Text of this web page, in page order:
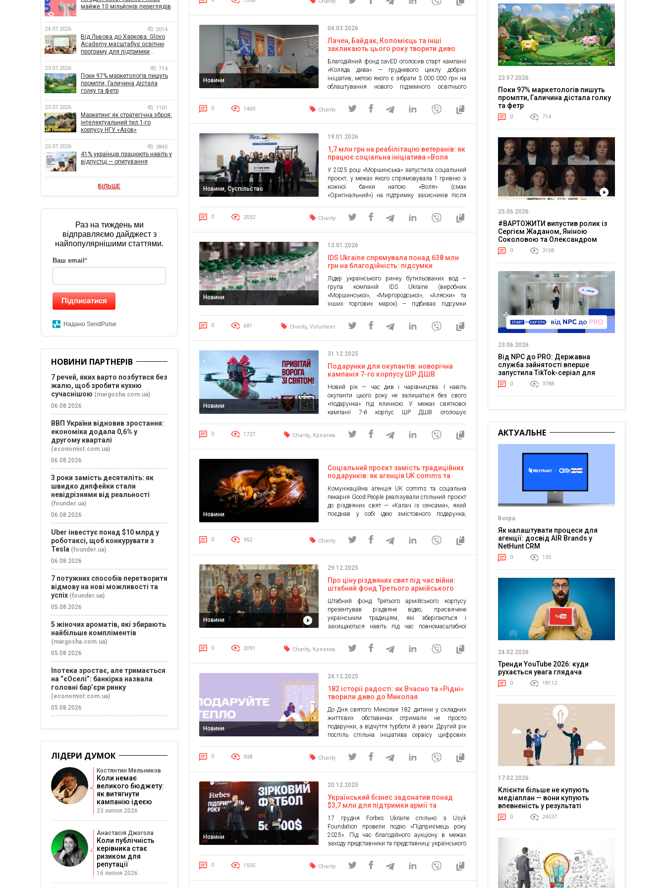
груп ППО 37-ї окремої бригади морської піхоти
Новини
04.03.2026
Лачен, Байдак, Коломієць та інші
закликають цього року творити диво
запускає кампанію «Коляда дива»
Благодійний фонд savED оголосив старт кампанії
«Коляда дива» — грудневого циклу добрих
ініціатив, метою якого є зібрати 3 000 000 грн на
облаштування нового підземного освітнього
розпочалася з емоційного анімаційного відео,
створеного на основі малюнків дітей з
0 1460 Charity
Новини, Суспільство
19.01.2026
1,7 млн грн на реабілітацію ветеранів: як
працює соціальна ініціатива «Воля
У 2025 році «Моршинська» запустила соціальний
проєкт, у межах якого спрямовувала 1 гривню з
кожної банки напою «Воля» (смак
«Оригінальний») на підтримку захисників після
зібрати 1,7 млн грн, які вже передали центру Next
Step для закупівлі реабілітаційного обладнання.
0 2032 Charity
Новини
13.01.2026
IDS Ukraine спрямувала понад 638 млн
грн на благодійність: підсумки
Лідер українського ринку бутильованих вод –
група компаній IDS Ukraine (виробник
«Моршинської», «Миргородської», «Аляски» та
інших торгових марок) – підбиває підсумки
цей період загальний обсяг допомоги армії, ДСНС,
лікарням і населенню становив 638,4 млн грн, з
0 681 Charity, Volunteer
Новини
31.12.2025
Подарунки для окупантів: новорічна
кампанія 7-го корпусу ШР ДШВ
Новий рік — час див і чарівництва. І навіть
окупанти цього року не залишаться без свого
«подарунка» під ялинкою. У межах святкової
кампанії 7-й корпус ШР ДШВ оголошує
підрозділів засобами ураження ворога. Зібрані
кошти будуть спрямовані на закупівлю FPV-
0 1727 Charity, Креатив
Новини
Соціальний проєкт замість традиційних
подарунків: як агенція UK comms та
із сенсами
Комунікаційна агенція UK comms та соціальна
пекарня Good People реалізували спільний проєкт
до різдвяних свят — «Калач із сенсами», який
поєднав у собі ідею змістовного подарунка,
благодійну мету. Ініціатива виникла як
альтернатива традиційним корпоративним
подарункам. В її основі — українська різдвяна
традиція, доповнена підтримкою важливої
справи. Здавна різдвяний калач був не […]
0 952 Charity
Новини
29.12.2025
Про ціну різдвяних свят під час війни:
штабний фонд Третього армійського
Штабний фонд Третього армійського корпусу
презентував різдвяне відео, присвячене
українським традиціям, які зберігаються і
захищаються навіть під час повномасштабної
водночас нагадуванням: можливість зустрічати
Різдво сьогодні напряму залежить від служби
основою стала колядка у виконанні київського
фольклорного гурту «Вільце». […]
0 2091 Charity, Креатив
Новини
24.12.2025
182 історії радості: як Вчасно та «Рідні»
творили диво до Миколая
До Дня святого Миколая 182 дитини у складних
життєвих обставинах отримали не просто
подарунки, а відчуття турботи й уваги. Другий рік
поспіль спільна ініціатива сервісу цифрових
фонду допомоги дітям «Рідні» дарує дітям віру в
добро й теплі моменти, що залишаються з ними
0 938 Charity
Новини
20.12.2025
Український бізнес задонатив понад
$3,7 млн для підтримки армії та
аукціоні від Forbes Ukraine
17 грудня Forbes Ukraine спільно з Usyk
Foundation провели подію «Підприємець року
2025». Під час благодійного аукціону в межах
заходу представники та представниці українського
зібрати $3 750 000 на підтримку гуманітарних та
оборонних ініціатив. Внески зробили Геннадій
0 1505 Charity
майже 10 мільйонів переглядів
24.07.2026 2014
Від Львова до Харкова: Glovo
Academy масштабує освітню
програму для підтримки
23.07.2026 714
Поки 97% маркетологів пишуть
промпти, Галичина дістала
голку та фетр
23.07.2026 1101
Маркетинг як стратегічна зброя:
інтелектуальний тил 1-го
корпусу НГУ «Азов»
23.07.2026 3845
41% українців працюють навіть у
відпустці — опитування
БІЛЬШЕ
Раз на тиждень ми
відправляємо дайджест з
найпопулярнішими статтями.
Ваш email *
Підписатися
Надано SendPulse
НОВИНИ ПАРТНЕРІВ
7 речей, яких варто позбутися без
жалю, щоб зробити кухню
сучаснішою (margosha.com.ua)
06.08.2026
ВВП України відновив зростання:
економіка додала 0,6% у
другому кварталі
(economist.com.ua)
06.08.2026
3 роки замість десятиліть: як
швидко дипфейки стали
невідрізними від реальності
(founder.ua)
06.08.2026
Uber інвестує понад $10 млрд у
роботаксі, щоб конкурувати з
Tesla (founder.ua)
06.08.2026
7 потужних способів перетворити
відмову на нові можливості та
успіх (founder.ua)
05.08.2026
5 жіночих ароматів, які збирають
найбільше компліментів
(margosha.com.ua)
05.08.2026
Іпотека зростає, але тримається
на “єОселі”: банкірка назвала
головні бар’єри ринку
(economist.com.ua)
05.08.2026
ЛІДЕРИ ДУМОК
Костянтин Мельников
Коли немає
великого бюджету:
як витягнути
кампанію ідеєю
23 липня 2026
Анастасія Джогола
Коли публічність
керівника стає
ризиком для
репутації
16 липня 2026
23.07.2026
Поки 97% маркетологів пишуть
промпти, Галичина дістала голку
та фетр
0 714
25.06.2026
#ВАРТОЖИТИ випустив ролик із
Сергієм Жаданом, Яніною
Соколовою та Олександром
Тереном про життя в постійній
напрузі
0 3108
23.06.2026
Від NPC до PRO: Державна
служба зайнятості вперше
запустила TikTok-серіал для
молоді
0 3788
АКТУАЛЬНЕ
Вчора
Як налаштувати процеси для
агенції: досвід AIR Brands у
NetHunt CRM
0 135
24.02.2026
Тренди YouTube 2026: куди
рухається увага глядача
0 18112
17.02.2026
Клієнти більше не купують
медіаплан — вони купують
впевненість у результаті
0 24537